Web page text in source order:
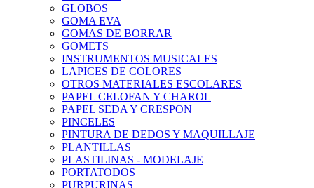
GLOBOS
GOMA EVA
GOMAS DE BORRAR
GOMETS
INSTRUMENTOS MUSICALES
LAPICES DE COLORES
OTROS MATERIALES ESCOLARES
PAPEL CELOFAN Y CHAROL
PAPEL SEDA Y CRESPON
PINCELES
PINTURA DE DEDOS Y MAQUILLAJE
PLANTILLAS
PLASTILINAS - MODELAJE
PORTATODOS
PURPURINAS